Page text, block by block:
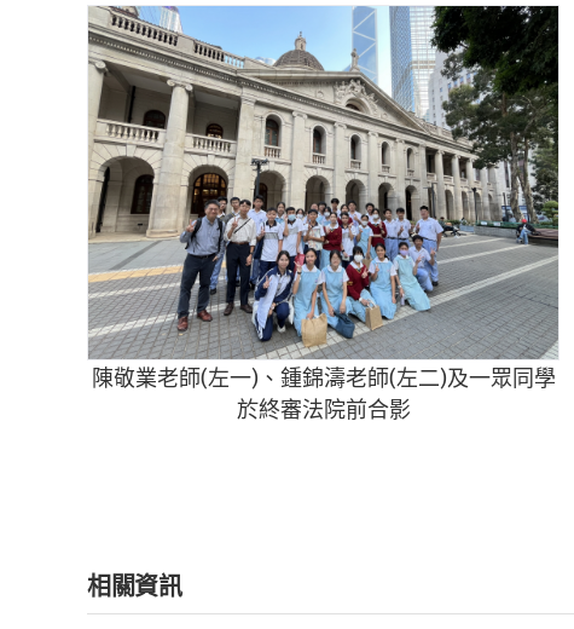
陳敬業老師(左一)、鍾錦濤老師(左二)及一眾同學
於終審法院前合影
相關資訊